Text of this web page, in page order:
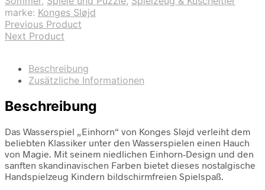
marke: Konges Sløjd
Previous Product
Next Product
Beschreibung
Zusätzliche Informationen
Beschreibung
Das Wasserspiel „Einhorn“ von Konges Sløjd verleiht dem
beliebten Klassiker unter den Wasserspielen einen Hauch
von Magie. Mit seinem niedlichen Einhorn-Design und den
sanften skandinavischen Farben bietet dieses nostalgische
Handspielzeug Kindern bildschirmfreien Spielspaß.